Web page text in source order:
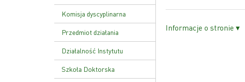
Rada naukowa
Statut Instytutu
Uchwała nr 17/02
Ustawa o PAN
Komisja dyscyplinarna
Przedmiot działania
Działalność Instytutu
Zakład Genetyki Molekularnej
i Translacyjnej
Szkoła Doktorska
Informacje o stronie ▾